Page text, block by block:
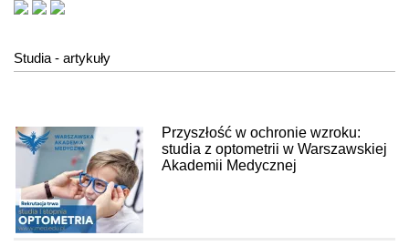
Studia - artykuły
Przyszłość w ochronie wzroku:
studia z optometrii w Warszawskiej
Akademii Medycznej